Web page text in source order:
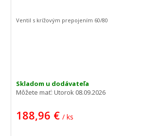
Skladom u dodávateľa
Môžete mať:Utorok 08.09.2026
188,96 € / ks
Ventil s krížovým prepojením 60/80